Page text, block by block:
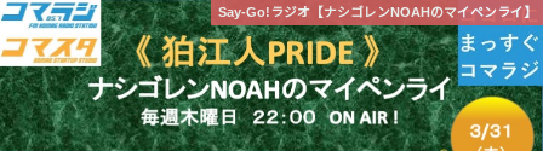
Say-Go!ラジオ【ナシゴレンNOAHのマイペンライ】